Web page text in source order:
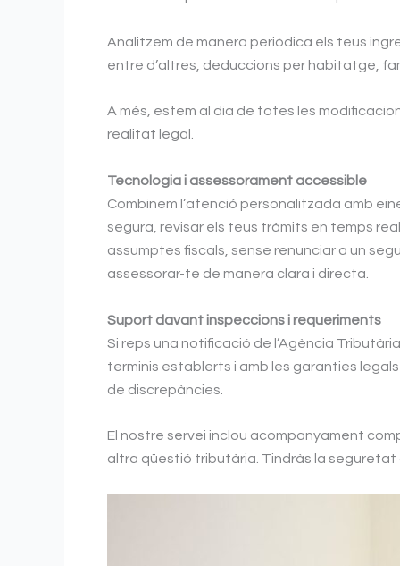
Analitzem de manera periòdica els teus
entre d’altres, deduccions per habitatge,
A més, estem al dia de totes les
realitat legal.
Tecnologia i assessorament accessible
Combinem l’atenció personalitzada amb
segura, revisar els teus tràmits en temps
assumptes fiscals, sense renunciar a un
assessorar-te de manera clara i directa.
Suport davant inspeccions i requeriments
Si reps una notificació de l’Agència
terminis establerts i amb les garanties
de discrepàncies.
El nostre servei inclou acompanyament
altra qüestió tributària. Tindràs la